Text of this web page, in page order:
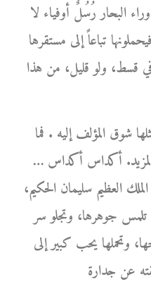
البحار رُسُلٌ أوفياء لا
تباعاً إلى مستقرها
قسط، ولو قليل، من هذا
شوق المؤلف إليه . فما
أكداس أكداس …
العظيم سليمان الحكيم،
تلمس جوهرها، وتجلو سر
وتحملها يحب كبير إلى